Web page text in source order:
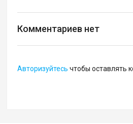
Комментариев нет
Авторизуйтесь чтобы оставлять